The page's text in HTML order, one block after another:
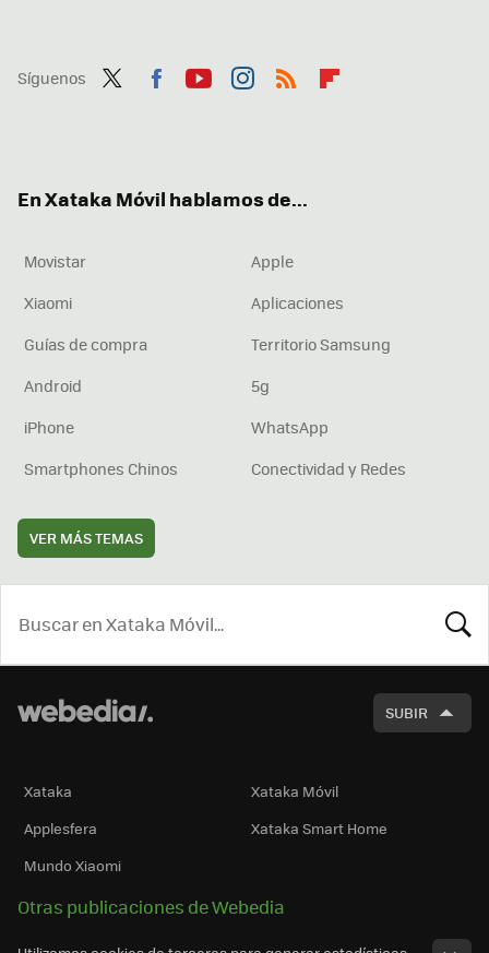
Síguenos
En Xataka Móvil hablamos de...
Movistar
Apple
Xiaomi
Aplicaciones
Guías de compra
Territorio Samsung
Android
5g
iPhone
WhatsApp
Smartphones Chinos
Conectividad y Redes
VER MÁS TEMAS
SUBIR
Xataka
Xataka Móvil
Applesfera
Xataka Smart Home
Mundo Xiaomi
Otras publicaciones de Webedia